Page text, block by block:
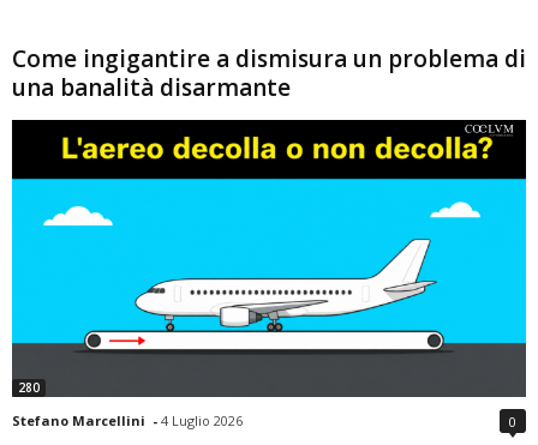
Come ingigantire a dismisura un problema di
una banalità disarmante
280
Stefano Marcellini - 4 Luglio 2026 0